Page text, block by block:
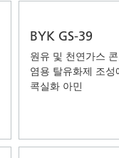
BYK GS-39
원유 및 천연가스
염용 탈유화제 조
콕실화 아민